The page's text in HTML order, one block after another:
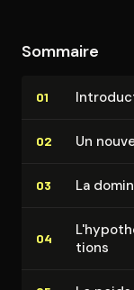
Sommaire
01
02 Un
03 La
04
tions